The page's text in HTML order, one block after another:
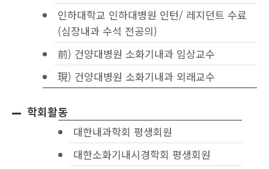
인하대학교 인하대병원 인턴/ 레지던트 수료
(심장내과 수석 전공의)
前) 건양대병원 소화기내과 임상교수
現) 건양대병원 소화기내과 외래교수
학회활동
대한내과학회 평생회원
대한소화기내시경학회 평생회원